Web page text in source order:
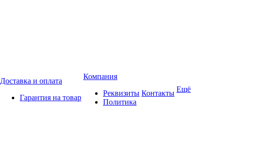
Доставка и оплата
Гарантия на товар
Компания
Реквизиты
Политика
Контакты Ещё